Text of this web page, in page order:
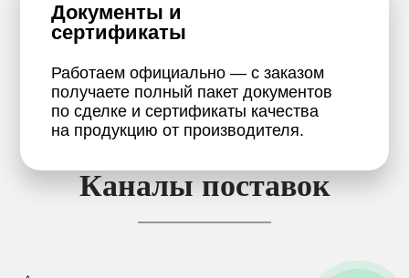
Документы и
сертификаты
Работаем официально — с заказом
получаете полный пакет документов
по сделке и сертификаты качества
на продукцию от производителя.
Каналы поставок